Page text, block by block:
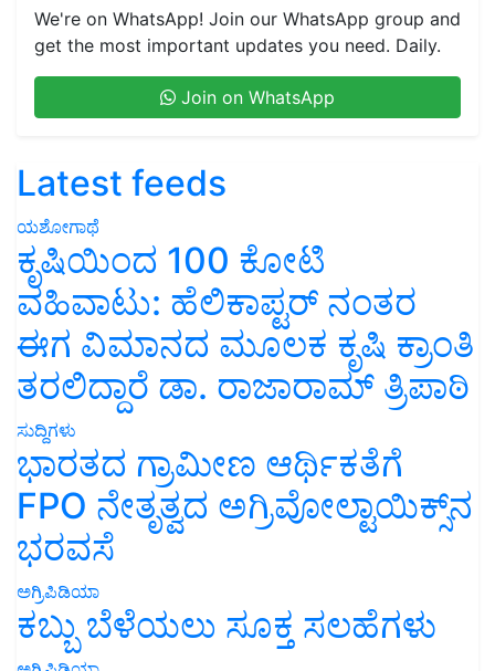
We're on WhatsApp! Join our WhatsApp group and
get the most important updates you need. Daily.
Join on WhatsApp
Latest feeds
ಯಶೋಗಾಥೆ
ಕೃಷಿಯಿಂದ 100 ಕೋಟಿ
ವಹಿವಾಟು: ಹೆಲಿಕಾಪ್ಟರ್ ನಂತರ
ಈಗ ವಿಮಾನದ ಮೂಲಕ ಕೃಷಿ ಕ್ರಾಂತಿ
ತರಲಿದ್ದಾರೆ ಡಾ. ರಾಜಾರಾಮ್ ತ್ರಿಪಾಠಿ
ಸುದ್ದಿಗಳು
ಭಾರತದ ಗ್ರಾಮೀಣ ಆರ್ಥಿಕತೆಗೆ
FPO ನೇತೃತ್ವದ ಅಗ್ರಿವೋಲ್ಟಾಯಿಕ್ಸ್‌ನ
ಭರವಸೆ
ಅಗ್ರಿಪಿಡಿಯಾ
ಕಬ್ಬು ಬೆಳೆಯಲು ಸೂಕ್ತ ಸಲಹೆಗಳು